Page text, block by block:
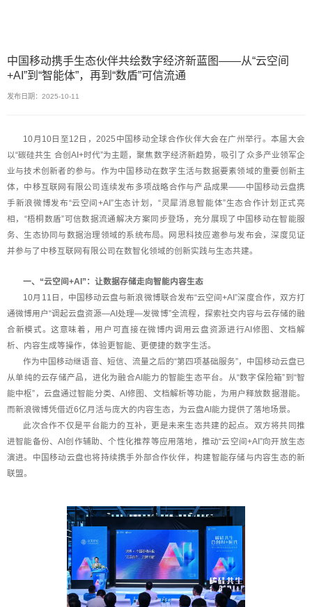
中国移动携手生态伙伴共绘数字经济新蓝图——从“云空间
+AI”到“智能体”，再到“数盾”可信流通
发布日期：2025-10-11
10月10日至12日，2025中国移动全球合作伙伴大会在广州举行。本届大会
以“碳硅共生 合创AI+时代”为主题，聚焦数字经济新趋势，吸引了众多产业领军企
业与技术创新者的参与。作为中国移动在数字生活与数据要素领域的重要创新主
体，中移互联网有限公司连续发布多项战略合作与产品成果——中国移动云盘携
手新浪微博发布“云空间+AI”生态计划，“灵犀消息智能体”生态合作计划正式亮
相，“梧桐数盾”可信数据流通解决方案同步登场，充分展现了中国移动在智能服
务、生态协同与数据治理领域的系统布局。网思科技应邀参与发布会，深度见证
并参与了中移互联网有限公司在数智化领域的创新实践与生态共建。
一、“云空间+AI”：让数据存储走向智能内容生态
10月11日，中国移动云盘与新浪微博联合发布“云空间+AI”深度合作，双方打
通微博用户“调起云盘资源—AI处理—发微博”全流程，探索社交内容与云存储的融
合新模式。这意味着，用户可直接在微博内调用云盘资源进行AI修图、文档解
析、内容生成等操作，体验更智能、更便捷的数字生活。
作为中国移动继语音、短信、流量之后的“第四项基础服务”，中国移动云盘已
从单纯的云存储产品，进化为融合AI能力的智能生态平台。从“数字保险箱”到“智
能中枢”，云盘通过智能分类、AI修图、文档解析等功能，为用户释放数据潜能。
而新浪微博凭借近6亿月活与庞大的内容生态，为云盘AI能力提供了落地场景。
此次合作不仅是平台能力的互补，更是未来生态共建的起点。双方将共同推
进智能备份、AI创作辅助、个性化推荐等应用落地，推动“云空间+AI”向开放生态
演进。中国移动云盘也将持续携手外部合作伙伴，构建智能存储与内容生态的新
联盟。